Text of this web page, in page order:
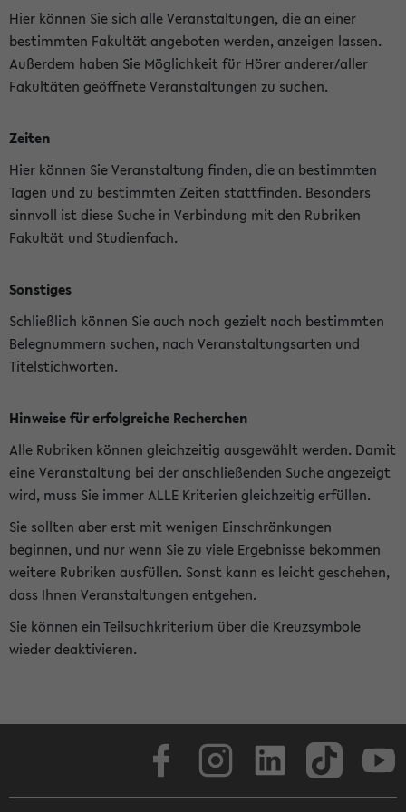
Hier können Sie sich alle Veranstaltungen, die an einer
bestimmten Fakultät angeboten werden, anzeigen lassen.
Außerdem haben Sie Möglichkeit für Hörer anderer/aller
Fakultäten geöffnete Veranstaltungen zu suchen.
Zeiten
Hier können Sie Veranstaltung finden, die an bestimmten
Tagen und zu bestimmten Zeiten stattfinden. Besonders
sinnvoll ist diese Suche in Verbindung mit den Rubriken
Fakultät und Studienfach.
Sonstiges
Schließlich können Sie auch noch gezielt nach bestimmten
Belegnummern suchen, nach Veranstaltungsarten und
Titelstichworten.
Hinweise für erfolgreiche Recherchen
Alle Rubriken können gleichzeitig ausgewählt werden. Damit
eine Veranstaltung bei der anschließenden Suche angezeigt
wird, muss Sie immer ALLE Kriterien gleichzeitig erfüllen.
Sie sollten aber erst mit wenigen Einschränkungen
beginnen, und nur wenn Sie zu viele Ergebnisse bekommen
weitere Rubriken ausfüllen. Sonst kann es leicht geschehen,
dass Ihnen Veranstaltungen entgehen.
Sie können ein Teilsuchkriterium über die Kreuzsymbole
wieder deaktivieren.